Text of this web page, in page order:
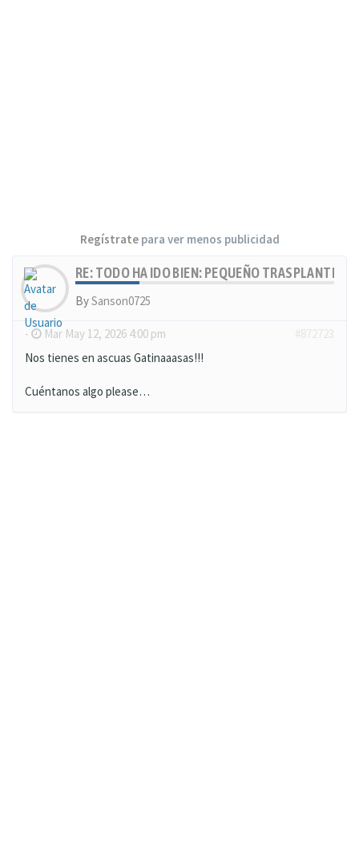
Regístratepara ver menos publicidad
RE: TODO HA IDO BIEN: PEQUEÑO TRASPLANTE,
BySanson0725
- Mar May 12, 2026 4:00 pm
Nos tienes en ascuas Gatinaaasas!!!
Cuéntanos algo please…